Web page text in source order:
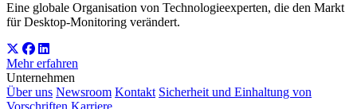
Eine globale Organisation von Technologieexperten, die den Markt
für Desktop-Monitoring verändert.
Mehr erfahren
Unternehmen
Über uns Newsroom Kontakt Sicherheit und Einhaltung von